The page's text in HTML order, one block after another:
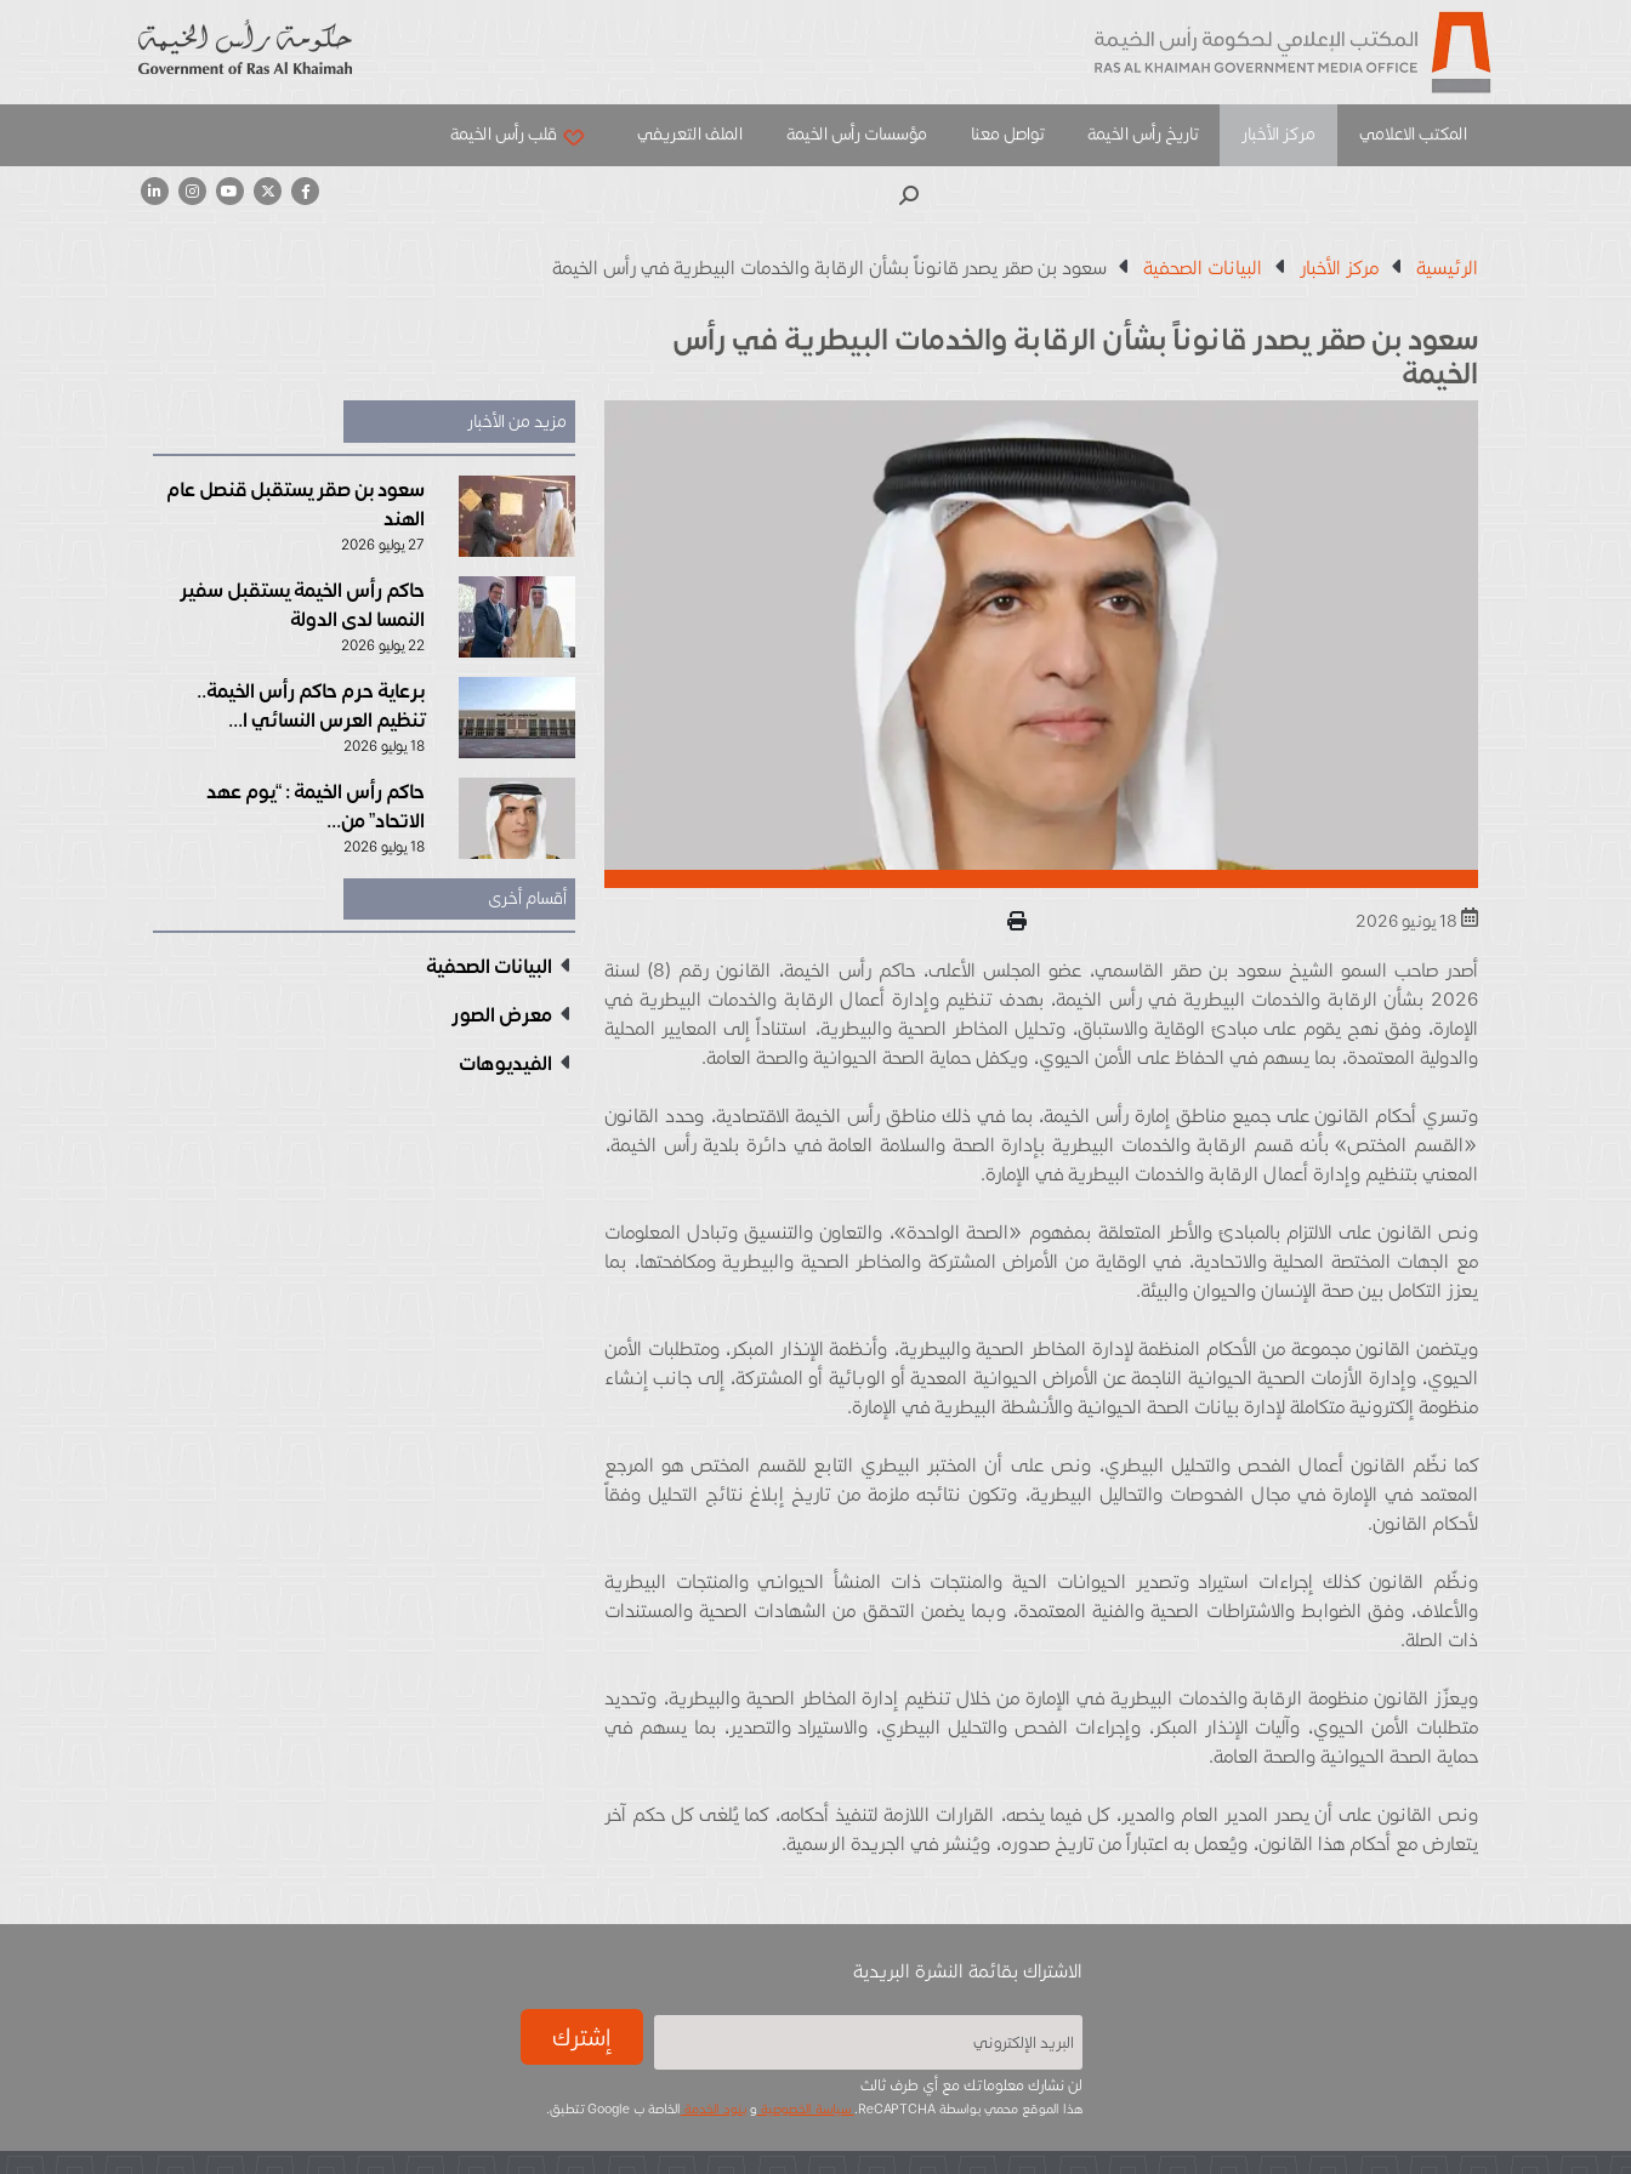
المكتب الاعلامي مركز الأخبار تاريخ رأس الخيمة تواصل معنا مؤسسات رأس الخيمة الملف التعريفي قلب رأس الخيمة
الرئيسية مركز الأخبار البيانات الصحفية سعود بن صقر يصدر قانوناً بشأن الرقابة والخدمات البيطرية في رأس الخيمة
سعود بن صقر يصدر قانوناً بشأن الرقابة والخدمات البيطرية في رأس
الخيمة
أصدر صاحب السمو الشيخ سعود بن صقر القاسمي، عضو المجلس الأعلى، حاكم رأس الخيمة، القانون رقم (8) لسنة
2026 بشأن الرقابة والخدمات البيطرية في رأس الخيمة، بهدف تنظيم وإدارة أعمال الرقابة والخدمات البيطرية في
الإمارة، وفق نهج يقوم على مبادئ الوقاية والاستباق، وتحليل المخاطر الصحية والبيطرية، استناداً إلى المعايير المحلية
والدولية المعتمدة، بما يسهم في الحفاظ على الأمن الحيوي، ويكفل حماية الصحة الحيوانية والصحة العامة.
وتسري أحكام القانون على جميع مناطق إمارة رأس الخيمة، بما في ذلك مناطق رأس الخيمة الاقتصادية، وحدد القانون
«القسم المختص» بأنه قسم الرقابة والخدمات البيطرية بإدارة الصحة والسلامة العامة في دائرة بلدية رأس الخيمة،
المعني بتنظيم وإدارة أعمال الرقابة والخدمات البيطرية في الإمارة.
ونص القانون على الالتزام بالمبادئ والأطر المتعلقة بمفهوم «الصحة الواحدة»، والتعاون والتنسيق وتبادل المعلومات
مع الجهات المختصة المحلية والاتحادية، في الوقاية من الأمراض المشتركة والمخاطر الصحية والبيطرية ومكافحتها، بما
يعزز التكامل بين صحة الإنسان والحيوان والبيئة.
ويتضمن القانون مجموعة من الأحكام المنظمة لإدارة المخاطر الصحية والبيطرية، وأنظمة الإنذار المبكر، ومتطلبات الأمن
الحيوي، وإدارة الأزمات الصحية الحيوانية الناجمة عن الأمراض الحيوانية المعدية أو الوبائية أو المشتركة، إلى جانب إنشاء
منظومة إلكترونية متكاملة لإدارة بيانات الصحة الحيوانية والأنشطة البيطرية في الإمارة.
كما نظّم القانون أعمال الفحص والتحليل البيطري، ونص على أن المختبر البيطري التابع للقسم المختص هو المرجع
المعتمد في الإمارة في مجال الفحوصات والتحاليل البيطرية، وتكون نتائجه ملزمة من تاريخ إبلاغ نتائج التحليل وفقاً
لأحكام القانون.
ونظّم القانون كذلك إجراءات استيراد وتصدير الحيوانات الحية والمنتجات ذات المنشأ الحيواني والمنتجات البيطرية
والأعلاف، وفق الضوابط والاشتراطات الصحية والفنية المعتمدة، وبما يضمن التحقق من الشهادات الصحية والمستندات
ذات الصلة.
ويعزّز القانون منظومة الرقابة والخدمات البيطرية في الإمارة من خلال تنظيم إدارة المخاطر الصحية والبيطرية، وتحديد
متطلبات الأمن الحيوي، وآليات الإنذار المبكر، وإجراءات الفحص والتحليل البيطري، والاستيراد والتصدير، بما يسهم في
حماية الصحة الحيوانية والصحة العامة.
ونص القانون على أن يصدر المدير العام والمدير، كلٌّ فيما يخصه، القرارات اللازمة لتنفيذ أحكامه، كما يُلغى كل حكم آخر
يتعارض مع أحكام هذا القانون، ويُعمل به اعتباراً من تاريخ صدوره، ويُنشر في الجريدة الرسمية.
مزيد من الأخبار
سعود بن صقر يستقبل قنصل عام
الهند
27 يوليو 2026
حاكم رأس الخيمة يستقبل سفير
النمسا لدى الدولة
22 يوليو 2026
برعاية حرم حاكم رأس الخيمة..
تنظيم العرس النسائي ا...
18 يوليو 2026
حاكم رأس الخيمة : “يوم عهد
الاتحاد” من...
18 يوليو 2026
أقسام أخرى
البيانات الصحفية
معرض الصور
الفيديوهات
الاشتراك بقائمة النشرة البريدية
لن نشارك معلوماتك مع أي طرف ثالث
إشترك
هذا الموقع محمي بواسطة ReCAPTCHA. سياسة الخصوصية وبنود الخدمة الخاصة ب Google تتطبق.